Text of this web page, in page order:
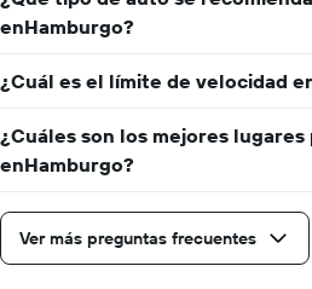
enHamburgo?
¿Cuál es el límite de velocidad
¿Cuáles son los mejores
enHamburgo?
Ver más preguntas frecuentes